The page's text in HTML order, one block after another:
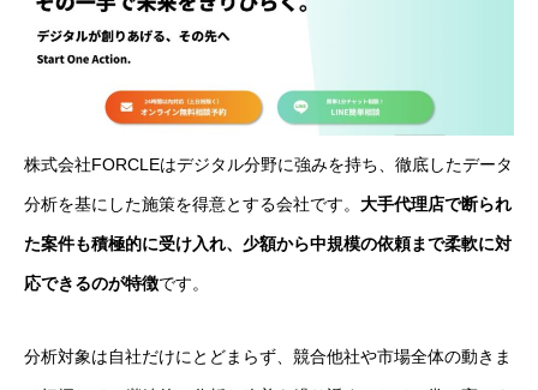
株式会社FORCLEはデジタル分野に強みを持ち、徹底したデータ
分析を基にした施策を得意とする会社です。 大手代理店で断られ
た案件も積極的に受け入れ、少額から中規模の依頼まで柔軟に対
応できるのが特徴です。
分析対象は自社だけにとどまらず、競合他社や市場全体の動きま